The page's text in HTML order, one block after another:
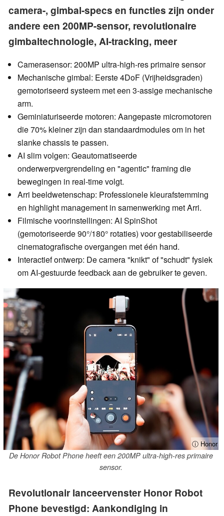
camera-, gimbal-specs en functies zijn onder
andere een 200MP-sensor, revolutionaire
gimbaltechnologie, AI-tracking, meer
Camerasensor: 200MP ultra-high-res primaire sensor
Mechanische gimbal: Eerste 4DoF (Vrijheidsgraden)
gemotoriseerd systeem met een 3-assige mechanische
arm.
Geminiaturiseerde motoren: Aangepaste micromotoren
die 70% kleiner zijn dan standaardmodules om in het
slanke chassis te passen.
AI slim volgen: Geautomatiseerde
onderwerpvergrendeling en "agentic" framing die
bewegingen in real-time volgt.
Arri beeldwetenschap: Professionele kleurafstemming
en highlight management in samenwerking met Arri.
Filmische voorinstellingen: AI SpinShot
(gemotoriseerde 90°/180° rotaties) voor gestabiliseerde
cinematografische overgangen met één hand.
Interactief ontwerp: De camera "knikt" of "schudt" fysiek
om AI-gestuurde feedback aan de gebruiker te geven.
ⓘ Honor
De Honor Robot Phone heeft een 200MP ultra-high-res primaire
sensor.
Revolutionair lanceervenster Honor Robot
Phone bevestigd: Aankondiging in